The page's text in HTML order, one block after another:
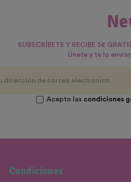
SUBSCRÍBETE Y RECIBE 3€
Únete y te lo
Acepto las condiciones
Condiciones